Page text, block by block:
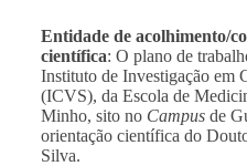
Entidade de acolhimento/
científica: O plano de
Instituto de Investigação em
(ICVS), da Escola de
Minho, sito no Campusde
orientação científica do
Silva.